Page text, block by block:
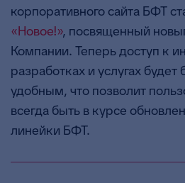
корпоративного сайта БФТ
«Новое!», посвященный
Компании. Теперь доступ к
разработках и услугах
удобным, что позволит
всегда быть в курсе
линейки БФТ.